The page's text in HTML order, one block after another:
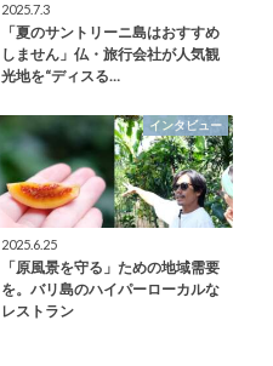
2025.7.3
「夏のサントリーニ島はおすすめ
しません」仏・旅行会社が人気観
光地を“ディスる…
インタビュー
2025.6.25
「原風景を守る」ための地域需要
を。バリ島のハイパーローカルな
レストラン